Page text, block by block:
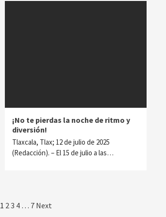
¡No te pierdas la noche de ritmo y
diversión!
Tlaxcala, Tlax; 12 de julio de 2025
(Redacción). – El 15 de julio a las…
Paginación
1 23 4 … 7 Next